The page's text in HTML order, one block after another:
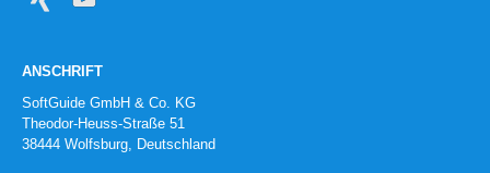
ANSCHRIFT
SoftGuide GmbH & Co. KG
Theodor-Heuss-Straße 51
38444 Wolfsburg, Deutschland